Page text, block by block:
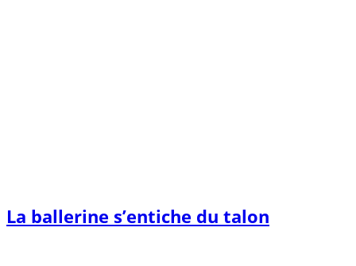
La ballerine s’entiche du talon